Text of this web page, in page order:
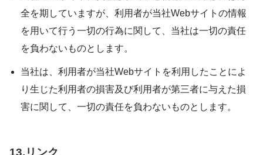
全を期していますが、利用者が当社Webサイトの情報
を用いて行う一切の行為に関して、当社は一切の責任
を負わないものとします。
当社は、利用者が当社Webサイトを利用したことによ
り生じた利用者の損害及び利用者が第三者に与えた損
害に関して、一切の責任を負わないものとします。